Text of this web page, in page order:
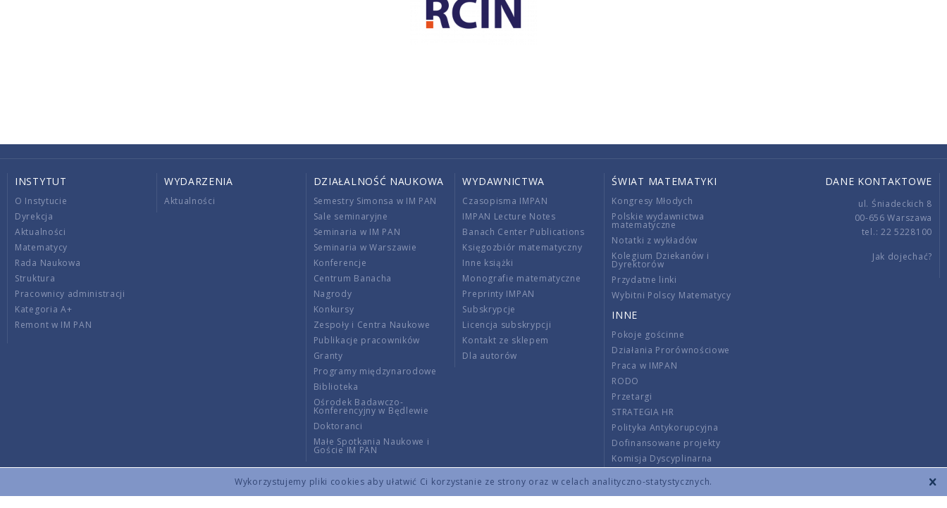
Wykorzystujemy pliki cookies aby ułatwić Ci korzystanie ze strony oraz w celach analityczno-statystycznych.
INSTYTUT
O Instytucie
Dyrekcja
Aktualności
Matematycy
Rada Naukowa
Struktura
Pracownicy administracji
Kategoria A+
Remont w IM PAN
WYDARZENIA
Aktualności
DZIAŁALNOŚĆ NAUKOWA
Semestry Simonsa w IM PAN
Sale seminaryjne
Seminaria w IM PAN
Seminaria w Warszawie
Konferencje
Centrum Banacha
Nagrody
Konkursy
Zespoły i Centra Naukowe
Publikacje pracowników
Granty
Programy międzynarodowe
Biblioteka
Ośrodek Badawczo-
Konferencyjny w Będlewie
Doktoranci
Małe Spotkania Naukowe i
Goście IM PAN
WYDAWNICTWA
Czasopisma IMPAN
IMPAN Lecture Notes
Banach Center Publications
Księgozbiór matematyczny
Inne książki
Monografie matematyczne
Preprinty IMPAN
Subskrypcje
Licencja subskrypcji
Kontakt ze sklepem
Dla autorów
ŚWIAT MATEMATYKI
Kongresy Młodych
Polskie wydawnictwa
matematyczne
Notatki z wykładów
Kolegium Dziekanów i
Dyrektorów
Przydatne linki
Wybitni Polscy Matematycy
INNE
Pokoje gościnne
Działania Prorównościowe
Praca w IMPAN
RODO
Przetargi
STRATEGIA HR
Polityka Antykorupcyjna
Dofinansowane projekty
Komisja Dyscyplinarna
Wnoszenie opłat
DANE KONTAKTOWE
ul. Śniadeckich 8
00-656 Warszawa
tel.: 22 5228100
Jak dojechać?